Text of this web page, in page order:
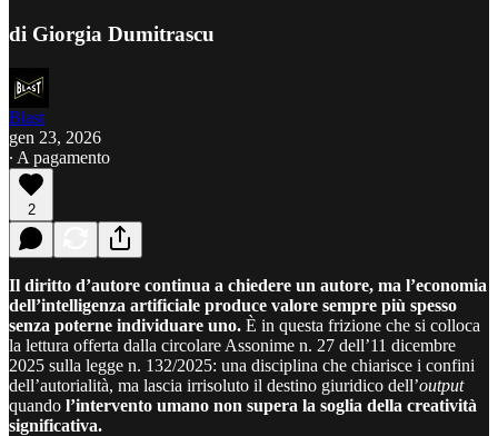
di Giorgia Dumitrascu
Blast
gen 23, 2026
∙ A pagamento
2
Il diritto d’autore continua a chiedere un autore, ma l’economia
dell’intelligenza artificiale produce valore sempre più spesso
senza poterne individuare uno. È in questa frizione che si colloca
la lettura offerta dalla circolare Assonime n. 27 dell’11 dicembre
2025 sulla legge n. 132/2025: una disciplina che chiarisce i confini
dell’autorialità, ma lascia irrisoluto il destino giuridico dell’output
quando l’intervento umano non supera la soglia della creatività
significativa.